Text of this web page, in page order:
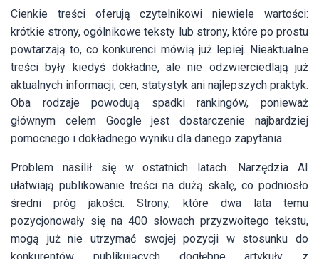
Cienkie treści oferują czytelnikowi niewiele wartości:
krótkie strony, ogólnikowe teksty lub strony, które po prostu
powtarzają to, co konkurenci mówią już lepiej. Nieaktualne
treści były kiedyś dokładne, ale nie odzwierciedlają już
aktualnych informacji, cen, statystyk ani najlepszych praktyk.
Oba rodzaje powodują spadki rankingów, ponieważ
głównym celem Google jest dostarczenie najbardziej
pomocnego i dokładnego wyniku dla danego zapytania.
Problem nasilił się w ostatnich latach. Narzędzia AI
ułatwiają publikowanie treści na dużą skalę, co podniosło
średni próg jakości. Strony, które dwa lata temu
pozycjonowały się na 400 słowach przyzwoitego tekstu,
mogą już nie utrzymać swojej pozycji w stosunku do